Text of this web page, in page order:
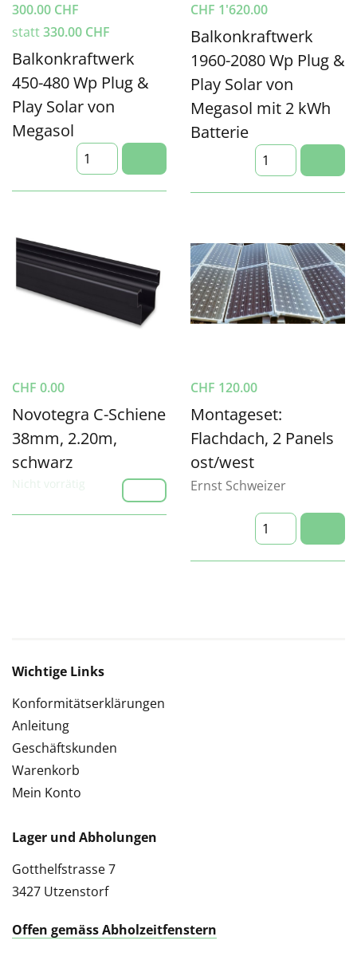
300.00 CHF
statt330.00 CHF
Balkonkraftwerk
450-480 Wp Plug &
Play Solar von
Megasol
CHF 1'620.00
Balkonkraftwerk
1960-2080 Wp Plug &
Play Solar von
Megasol mit 2 kWh
Batterie
CHF 0.00
Novotegra C-Schiene
38mm, 2.20m,
schwarz
Nicht vorrätig
CHF 120.00
Montageset:
Flachdach, 2 Panels
ost/west
Ernst Schweizer
Wichtige Links
Konformitätserklärungen
Anleitung
Geschäftskunden
Warenkorb
Mein Konto
Lager und Abholungen
Gotthelfstrasse 7
3427 Utzenstorf
Offen gemäss Abholzeitfenstern